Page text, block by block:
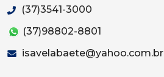
(37)3541-3000
(37)98802-8801
isavelabaete@yahoo.com.br